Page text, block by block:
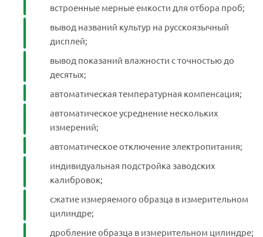
встроенные мерные емкости для отбора проб;
вывод названий культур на русскоязычный
дисплей;
вывод показаний влажности с точностью до
десятых;
автоматическая температурная компенсация;
автоматическое усреднение нескольких
измерений;
автоматическое отключение электропитания;
индивидуальная подстройка заводских
калибровок;
сжатие измеряемого образца в измерительном
цилиндре;
дробление образца в измерительном цилиндре;